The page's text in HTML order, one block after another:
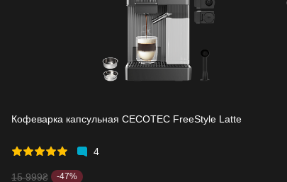
Кофеварка капсульная CECOTEC FreeStyle Latte
4
15 999₴ -47%